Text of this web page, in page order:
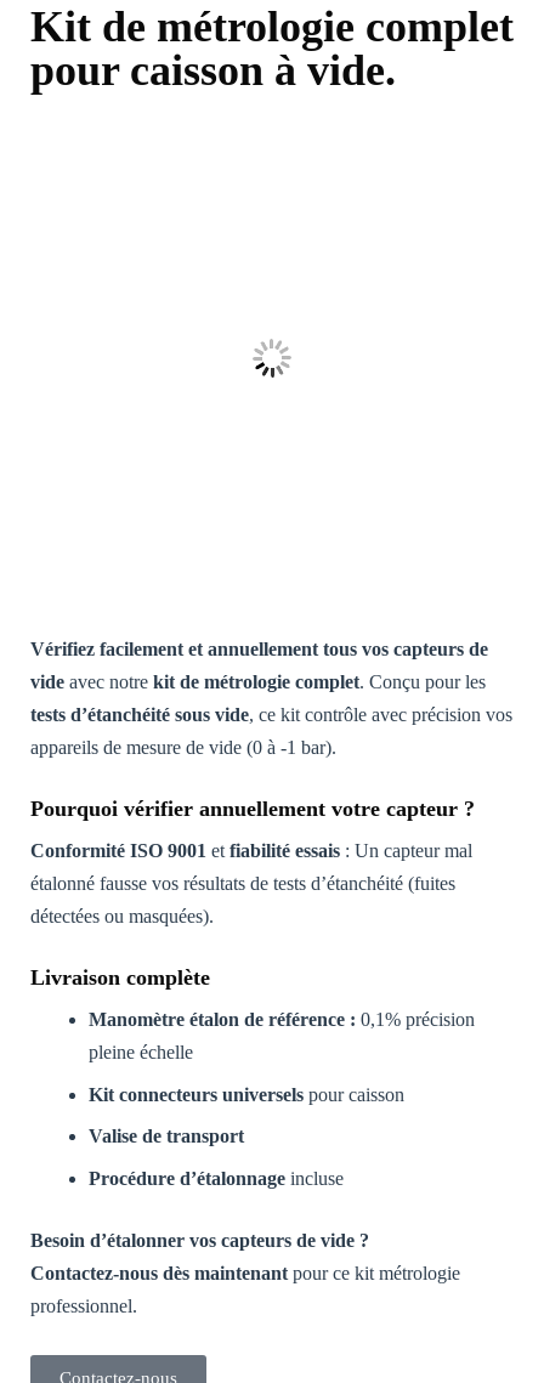
Kit de métrologie complet
pour caisson à vide.
Vérifiez facilement et annuellement tous vos capteurs de
vide avec notre kit de métrologie complet. Conçu pour les
tests d’étanchéité sous vide, ce kit contrôle avec précision vos
appareils de mesure de vide (0 à -1 bar).
Pourquoi vérifier annuellement votre capteur ?
Conformité ISO 9001 et fiabilité essais : Un capteur mal
étalonné fausse vos résultats de tests d’étanchéité (fuites
détectées ou masquées).
Livraison complète
Manomètre étalon de référence : 0,1% précision
pleine échelle
Kit connecteurs universels pour caisson
Valise de transport
Procédure d’étalonnage incluse
Besoin d’étalonner vos capteurs de vide ?
Contactez-nous dès maintenant pour ce kit métrologie
professionnel.
Contactez-nous